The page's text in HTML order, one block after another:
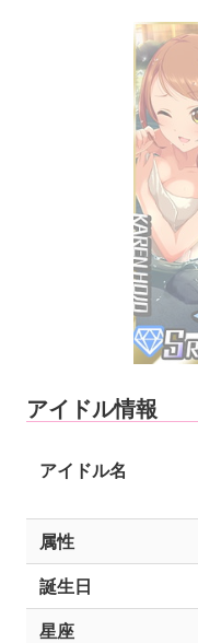
アイドル情報
アイドル名
属性
誕生日
星座